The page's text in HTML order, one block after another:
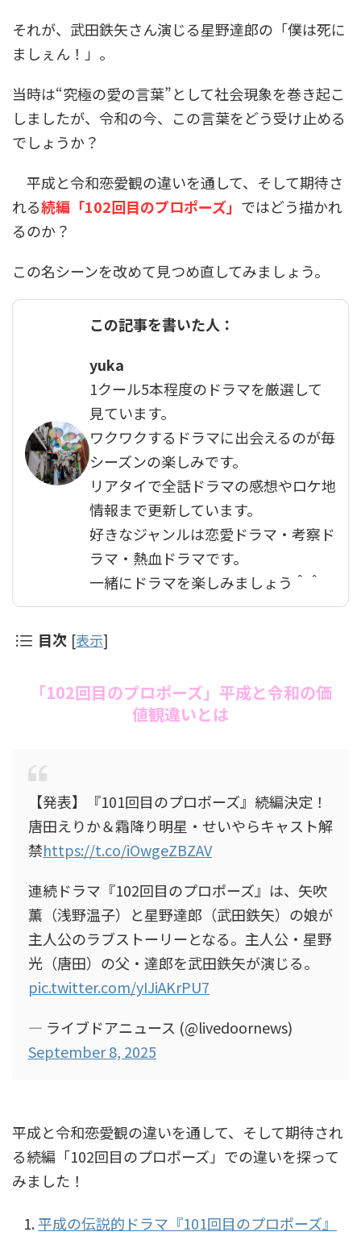
それが、武田鉄矢さん演じる星野達郎の「僕は死に
ましぇん！」。
当時は“究極の愛の言葉”として社会現象を巻き起こ
しましたが、令和の今、この言葉をどう受け止める
でしょうか？
平成と令和――恋愛観の違いを通して、そして期待さ
れる続編「102回目のプロポーズ」 ではどう描かれ
るのか？
この名シーンを改めて見つめ直してみましょう。
この記事を書いた人：
yuka
1クール5本程度のドラマを厳選して
見ています。
ワクワクするドラマに出会えるのが毎
シーズンの楽しみです。
リアタイで全話ドラマの感想やロケ地
情報まで更新しています。
好きなジャンルは恋愛ドラマ・考察ド
ラマ・熱血ドラマです。
一緒にドラマを楽しみましょう＾＾
目次 [表示]
「102回目のプロポーズ」平成と令和の価
値観違いとは
【発表】『101回目のプロポーズ』続編決定！
唐田えりか＆霜降り明星・せいやらキャスト解
禁https://t.co/iOwgeZBZAV
連続ドラマ『102回目のプロポーズ』は、矢吹
薫（浅野温子）と星野達郎（武田鉄矢）の娘が
主人公のラブストーリーとなる。主人公・星野
光（唐田）の父・達郎を武田鉄矢が演じる。
pic.twitter.com/yIJiAKrPU7
— ライブドアニュース (@livedoornews)
September 8, 2025
平成と令和――恋愛観の違いを通して、そして期待され
る続編「102回目のプロポーズ」での違いを探って
みました！
平成の伝説的ドラマ『101回目のプロポーズ』